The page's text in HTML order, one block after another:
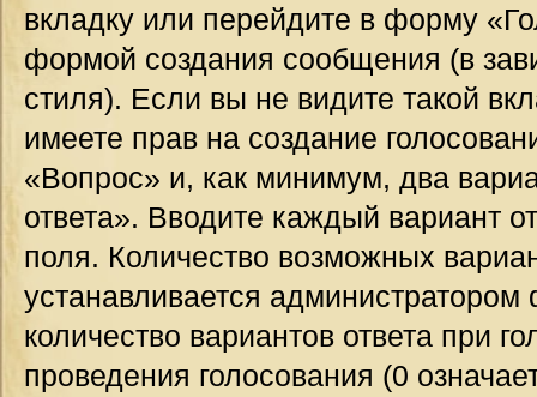
вкладку или перейдите в форму
формой создания сообщения (в
стиля). Если вы не видите такой
имеете прав на создание
«Вопрос» и, как минимум, два
ответа». Вводите каждый вариант
поля. Количество возможных
устанавливается
количество вариантов ответа при
проведения голосования (0